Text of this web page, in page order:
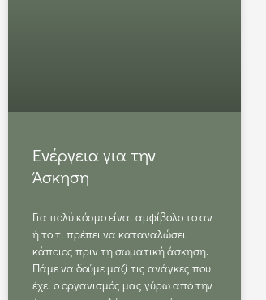
Ενέργεια για την
Άσκηση
Για πολύ κόσμο είναι αμφίβολο το αν
ή το τι πρέπει να καταναλώσει
κάποιος πριν τη σωματική άσκηση.
Πάμε να δούμε μαζί τις ανάγκες που
έχει ο οργανισμός μας γύρω από την